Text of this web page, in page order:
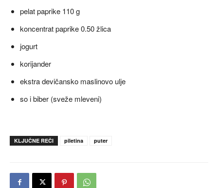
pelat paprike 110 g
koncentrat paprike 0.50 žlica
jogurt
korijander
ekstra devičansko maslinovo ulje
so i biber (sveže mleveni)
KLJUČNE REČI piletina puter